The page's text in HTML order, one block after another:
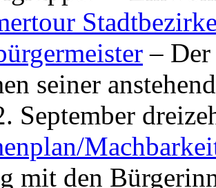
–
seiner
September
mit den